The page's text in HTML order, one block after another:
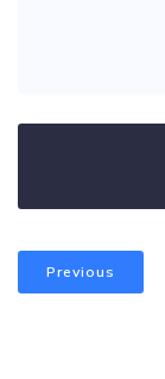
Previous